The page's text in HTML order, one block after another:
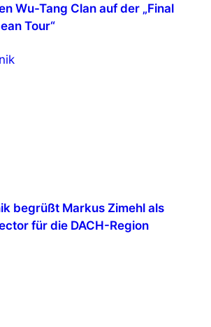
Wu-Tang Clan auf der „Final
Tour“
begrüßt Markus Zimehl als
für die DACH-Region